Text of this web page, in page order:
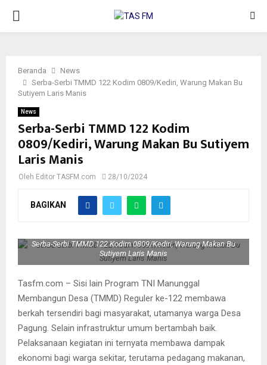
PRIMARY
Beranda
News
Serba-Serbi TMMD 122 Kodim 0809/Kediri, Warung Makan Bu
Sutiyem Laris Manis
News
Serba-Serbi TMMD 122 Kodim
0809/Kediri, Warung Makan Bu Sutiyem
Laris Manis
Oleh Editor TASFM.com 28/10/2024
BAGIKAN
Serba-Serbi TMMD 122 Kodim 0809/Kediri, Warung Makan Bu
Sutiyem Laris Manis
Tasfm.com – Sisi lain Program TNI Manunggal
Membangun Desa (TMMD) Reguler ke-122 membawa
berkah tersendiri bagi masyarakat, utamanya warga Desa
Pagung. Selain infrastruktur umum bertambah baik.
Pelaksanaan kegiatan ini ternyata membawa dampak
ekonomi bagi warga sekitar, terutama pedagang makanan,